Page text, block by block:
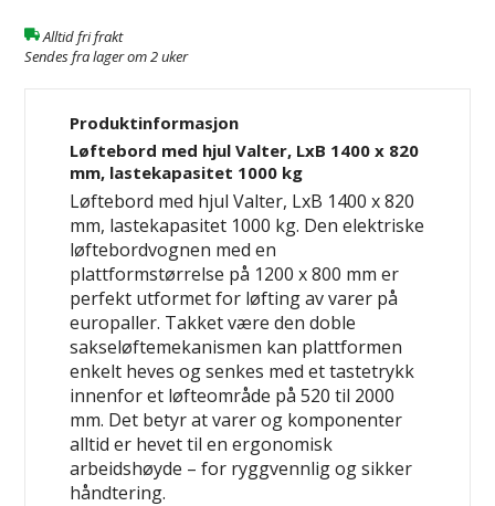
Alltid fri frakt
Sendes fra lager om 2 uker
Produktinformasjon
Løftebord med hjul Valter, LxB 1400 x 820
mm, lastekapasitet 1000 kg
Løftebord med hjul Valter, LxB 1400 x 820
mm, lastekapasitet 1000 kg. Den elektriske
løftebordvognen med en
plattformstørrelse på 1200 x 800 mm er
perfekt utformet for løfting av varer på
europaller. Takket være den doble
sakseløftemekanismen kan plattformen
enkelt heves og senkes med et tastetrykk
innenfor et løfteområde på 520 til 2000
mm. Det betyr at varer og komponenter
alltid er hevet til en ergonomisk
arbeidshøyde – for ryggvennlig og sikker
håndtering.